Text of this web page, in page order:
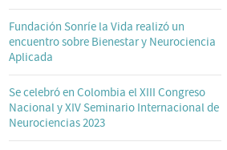
Fundación Sonríe la Vida realizó un
encuentro sobre Bienestar y Neurociencia
Aplicada
Se celebró en Colombia el XIII Congreso
Nacional y XIV Seminario Internacional de
Neurociencias 2023